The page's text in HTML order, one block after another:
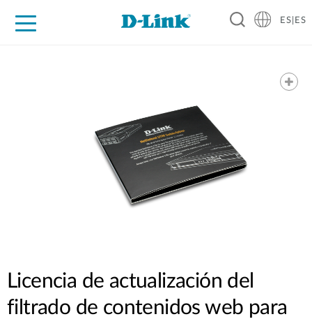
ES|ES
Licencia de actualización del
filtrado de contenidos web para